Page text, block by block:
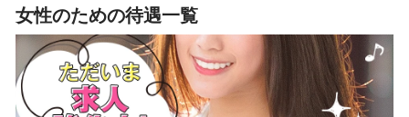
女性のための待遇一覧